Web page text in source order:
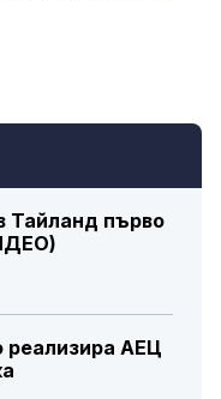
Тайланд първо
реализира АЕЦ